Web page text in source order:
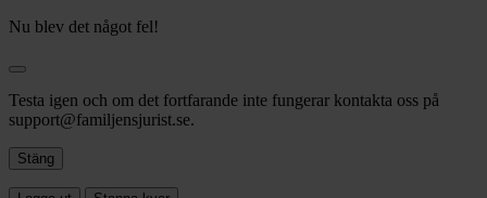
Nu blev det något fel!
Testa igen och om det fortfarande inte fungerar kontakta oss på
support@familjensjurist.se.
Stäng